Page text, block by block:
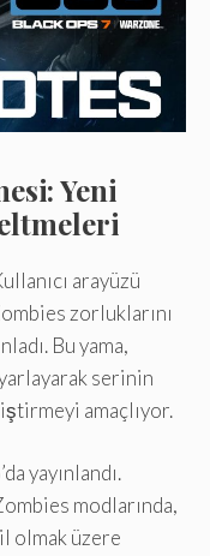
Yeni
arayüzü
zorluklarını
Bu yama,
serinin
amaçlıyor.
yayınlandı.
modlarında,
olmak üzere